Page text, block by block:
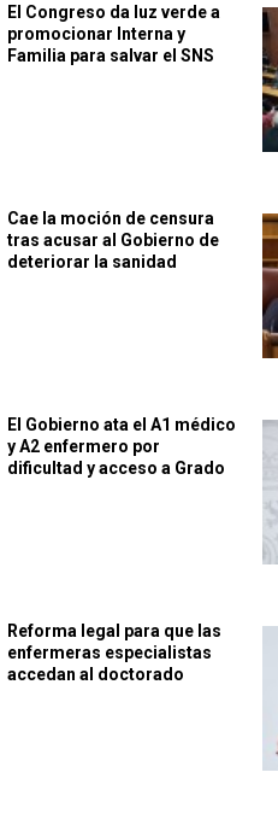
El Congreso da luz verde a
promocionar Interna y
Familia para salvar el SNS
Cae la moción de censura
tras acusar al Gobierno de
deteriorar la sanidad
El Gobierno ata el A1 médico
y A2 enfermero por
dificultad y acceso a Grado
Reforma legal para que las
enfermeras especialistas
accedan al doctorado